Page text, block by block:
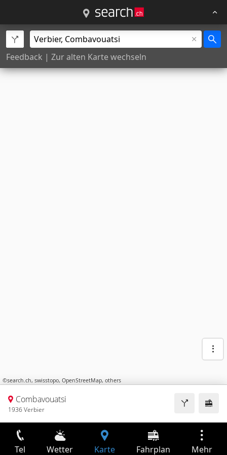
Feedback | Zur alten Karte wechseln
©search.ch, swisstopo, OpenStreetMap, others
Combavouatsi
1936 Verbier
Tel Wetter Karte Fahrplan Mehr